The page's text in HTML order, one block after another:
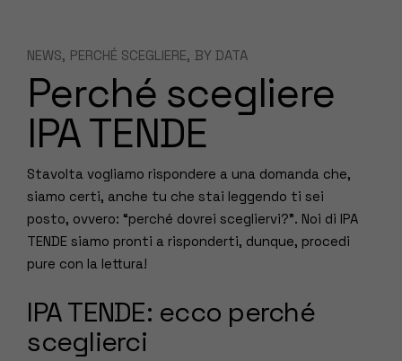
NEWS PERCHÉ SCEGLIERE BY DATA
Perché scegliere
IPA TENDE
Stavolta vogliamo rispondere a una domanda che,
siamo certi, anche tu che stai leggendo ti sei
posto, ovvero: “perché dovrei scegliervi?”. Noi di IPA
TENDE siamo pronti a risponderti, dunque, procedi
pure con la lettura!
IPA TENDE: ecco perché
sceglierci